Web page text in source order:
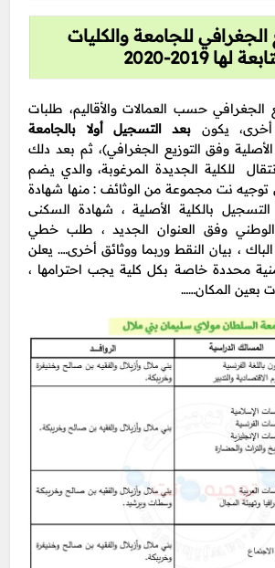
الجغرافي للجامعة والكليات
لها 2019-2020
الجغرافي حسب العمالات والأقاليم، طلبات
أخرى، يكون بعد التسجيل أولا بالجامعة
وفق التوزيع الجغرافي)، ثم بعد دلك
للكلية الجديدة المرغوبة، والدي يضم
نت مجموعة من الوثائف : منها شهادة
بالكلية الأصلية ، شهادة السكنى
وفق العنوان الجديد ، طلب خطي
، بيان النقط وربما ووثائق أخرى…. يعلن
محددة خاصة بكل كلية يجب احترامها ،
بعين المكان……